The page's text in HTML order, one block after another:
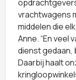
vrachtwagens
middelen die
Anne. “En veel
dienst gedaan,
Daarbij haalt